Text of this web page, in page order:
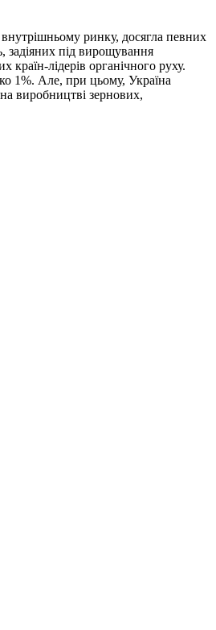
внутрішньому ринку, досягла певних
задіяних під вирощування
країн-лідерів органічного руху.
1%. Але, при цьому, Україна
виробництві зернових,